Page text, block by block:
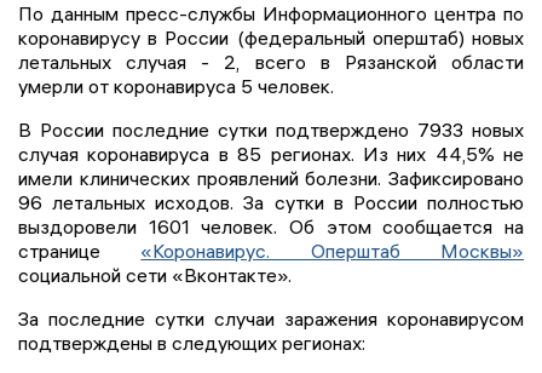
По данным пресс-службы Информационного центра по
коронавирусу в России (федеральный оперштаб) новых
летальных случая - 2, всего в Рязанской области
умерли от коронавируса 5 человек.
В России последние сутки подтверждено 7933 новых
случая коронавируса в 85 регионах. Из них 44,5% не
имели клинических проявлений болезни. Зафиксировано
96 летальных исходов. За сутки в России полностью
выздоровели 1601 человек. Об этом сообщается на
странице «Коронавирус. Оперштаб Москвы»
социальной сети «Вконтакте».
За последние сутки случаи заражения коронавирусом
подтверждены в следующих регионах: